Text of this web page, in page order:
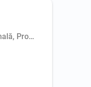
Profil psihologic